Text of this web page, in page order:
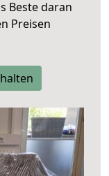
Beste daran
Preisen